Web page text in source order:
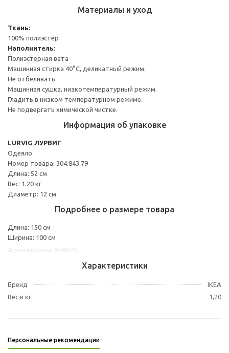
Материалы и уход
Ткань:
100% полиэстер
Наполнитель:
Полиэстерная вата
Машинная стирка 40°С, деликатный режим.
Не отбеливать.
Машинная сушка, низкотемпературный режим.
Гладить в низком температурном режиме.
Не подвергать химической чистке.
Информация об упаковке
LURVIG ЛУРВИГ
Одеяло
Номер товара: 304.843.79
Длина: 52 см
Вес: 1.20 кг
Диаметр: 12 см
Подробнее о размере товара
Длина: 150 см
Ширина: 100 см
Характеристики
Бренд
IKEA
Вес в кг.
1,20
Персональные рекомендации